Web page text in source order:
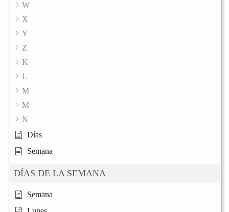
W
X
Y
Z
K
L
M
M
N
Días
Semana
DÍAS DE LA SEMANA
Semana